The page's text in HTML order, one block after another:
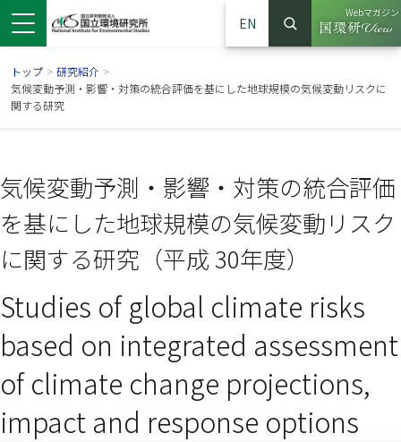
ドウで開きます）
ンドウで開きます）
ウインドウで開きます）
EN
サイト内検索
検索
Webマガジン
（別ウイ
トップ > 研究紹介 >
気候変動予測・影響・対策の統合評価を基にした地球規模の気候変動リスクに
関する研究
気候変動予測・影響・対策の統合評価
を基にした地球規模の気候変動リスク
に関する研究（平成 30年度）
Studies of global climate risks
based on integrated assessment
of climate change projections,
impact and response options